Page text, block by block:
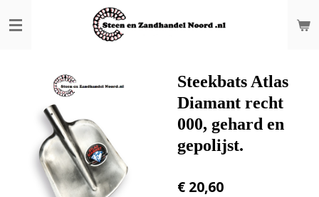
direct
hoofdinhoud
Steekbats Atlas
Diamant recht
000, gehard en
gepolijst.
€ 20,60